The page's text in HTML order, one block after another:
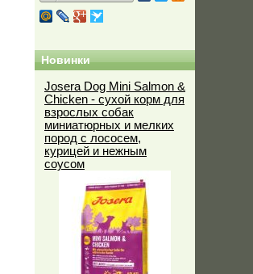
Новинки
Josera Dog Mini Salmon &
Chicken - сухой корм для
взрослых собак
миниатюрных и мелких
пород с лососем,
курицей и нежным
соусом